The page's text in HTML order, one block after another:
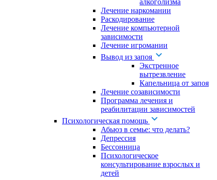
алкоголизма
Лечение наркомании
Раскодирование
Лечение компьютерной
зависимости
Лечение игромании
Вывод из запоя
Экстренное
вытрезвление
Капельница от запоя
Лечение созависимости
Программа лечения и
реабилитации зависимостей
Психологическая помощь
Абьюз в семье: что делать?
Депрессия
Бессонница
Психологическое
консультирование взрослых и
детей